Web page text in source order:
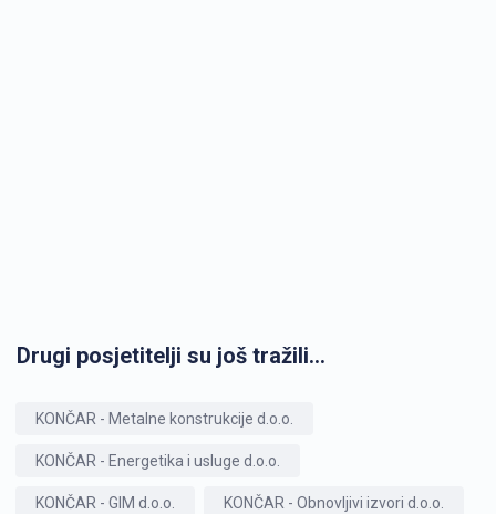
Drugi posjetitelji su još tražili...
KONČAR - Metalne konstrukcije d.o.o.
KONČAR - Energetika i usluge d.o.o.
KONČAR - GIM d.o.o. KONČAR - Obnovljivi izvori d.o.o.